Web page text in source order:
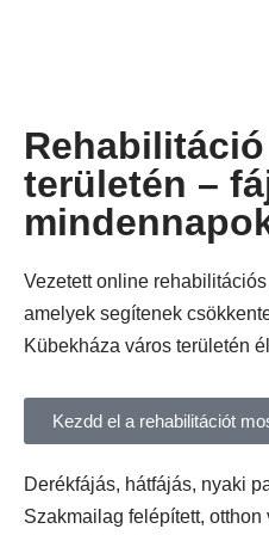
területén –
Vezetett online
amelyek segítenek
Kübekháza város területén
Kezdd el a rehabilitációt
Derékfájás, hátfájás, nyaki
Szakmailag felépített,